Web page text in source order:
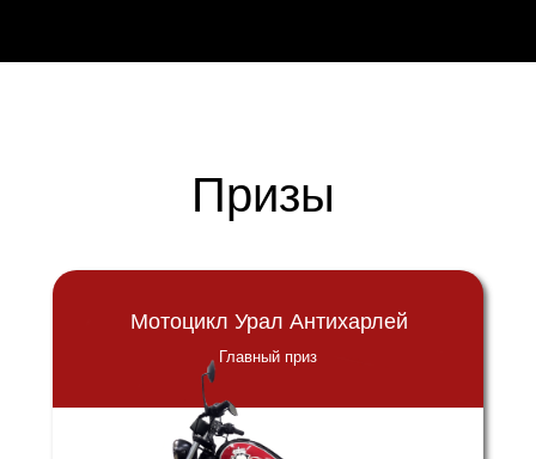
Призы
Главный приз
Мотоцикл Урал Антихарлей